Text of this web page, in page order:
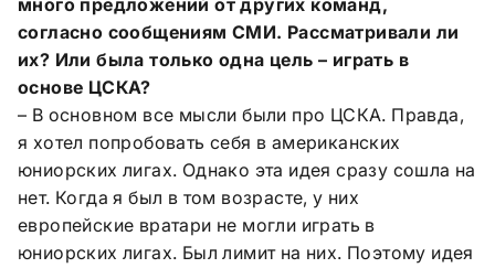
много предложений от других команд,
согласно сообщениям СМИ. Рассматривали ли
их? Или была только одна цель – играть в
основе ЦСКА?
– В основном все мысли были про ЦСКА. Правда,
я хотел попробовать себя в американских
юниорских лигах. Однако эта идея сразу сошла на
нет. Когда я был в том возрасте, у них
европейские вратари не могли играть в
юниорских лигах. Был лимит на них. Поэтому идея